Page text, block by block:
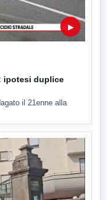
▶
ipotesi duplice
il 21enne alla